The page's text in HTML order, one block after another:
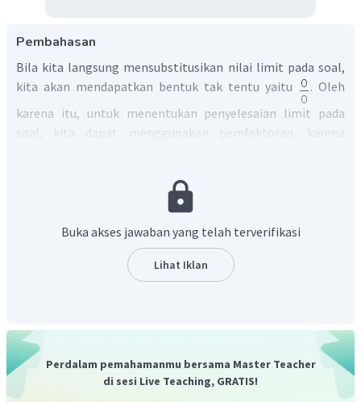
Pembahasan
Bila kita langsung mensubstitusikan nilai limit pada soal,
kita akan mendapatkan bentuk tak tentu yaitu
. Oleh
karena itu, untuk menentukan penyelesaian limit pada
soal, kita dapat menggunakan pemfaktoran, karena
adalah 2.
Buka akses jawaban yang telah terverifikasi
Lihat Iklan
Perdalam pemahamanmu bersama Master Teacher
di sesi Live Teaching, GRATIS!